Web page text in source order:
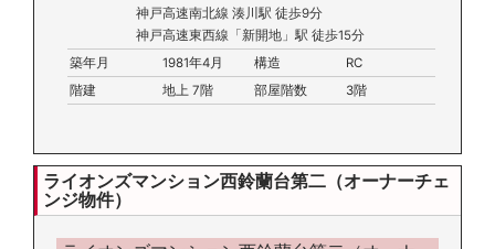
神戸高速南北線 湊川駅 徒歩9分
神戸高速東西線「新開地」駅 徒歩15分
築年月
1981年4月 構造
RC
階建
地上 7階 部屋階数 3階
ライオンズマンション西鈴蘭台第二（オーナーチェ
ンジ物件）